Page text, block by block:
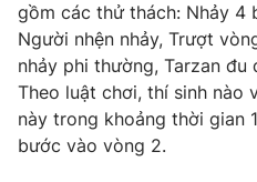
Phim VTV
Hậu trường
Nhân vật
Khán giả
Giải trí
Điện ảnh
Âm nhạc
Đời sống
Du lịch
gồm các thử thách: Nhảy 4
Người nhện nhảy, Trượt
nhảy phi thường, Tarzan đu
Theo luật chơi, thí sinh nào
này trong khoảng thời gian
bước vào vòng 2.